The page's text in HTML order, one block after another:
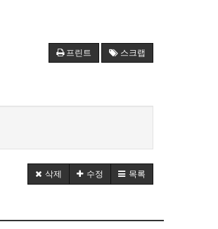
프린트 스크랩
삭제 수정 목록